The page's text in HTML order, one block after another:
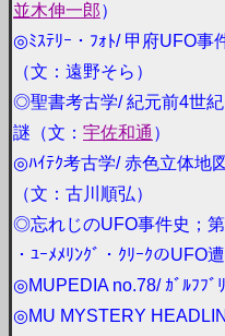
並木伸一郎）
◎ﾐｽﾃﾘｰ・ﾌｫﾄ/ 甲府UFO事
（文：遠野そら）
◎聖書考古学/ 紀元前4世
謎（文： 宇佐和通 ）
◎ﾊｲﾃｸ考古学/ 赤色立体地
（文：古川順弘）
◎忘れじのUFO事件史；第
・ﾕｰﾒﾒﾘﾝｸﾞ・ｸﾘｰｸのUFO
◎MUPEDIA no.78/ ｶﾞﾙﾌﾌﾞ
◎MU MYSTERY